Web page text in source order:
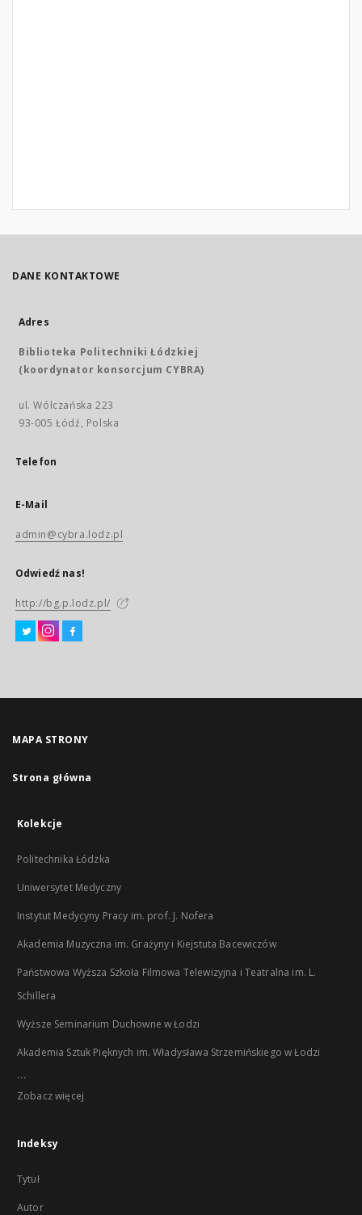
DANE KONTAKTOWE
Adres
Biblioteka Politechniki Łódzkiej
(koordynator konsorcjum CYBRA)
ul. Wólczańska 223
93-005 Łódź, Polska
Telefon
E-Mail
admin@cybra.lodz.pl
Odwiedź nas!
http://bg.p.lodz.pl/
MAPA STRONY
Strona główna
Kolekcje
Politechnika Łódzka
Uniwersytet Medyczny
Instytut Medycyny Pracy im. prof. J. Nofera
Akademia Muzyczna im. Grażyny i Kiejstuta Bacewiczów
Państwowa Wyższa Szkoła Filmowa Telewizyjna i Teatralna im. L.
Schillera
Wyższe Seminarium Duchowne w Łodzi
Akademia Sztuk Pięknych im. Władysława Strzemińskiego w Łodzi
...
Zobacz więcej
Indeksy
Tytuł
Autor